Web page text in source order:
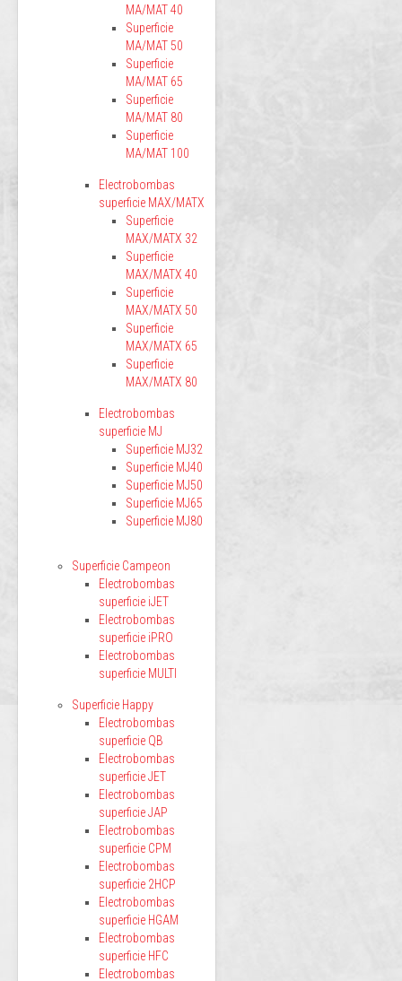
MA/MAT 40
Superficie
MA/MAT 50
Superficie
MA/MAT 65
Superficie
MA/MAT 80
Superficie
MA/MAT 100
Electrobombas
superficie MAX/MATX
Superficie
MAX/MATX 32
Superficie
MAX/MATX 40
Superficie
MAX/MATX 50
Superficie
MAX/MATX 65
Superficie
MAX/MATX 80
Electrobombas
superficie MJ
Superficie MJ32
Superficie MJ40
Superficie MJ50
Superficie MJ65
Superficie MJ80
Superficie Campeon
Electrobombas
superficie iJET
Electrobombas
superficie iPRO
Electrobombas
superficie MULTI
Superficie Happy
Electrobombas
superficie QB
Electrobombas
superficie JET
Electrobombas
superficie JAP
Electrobombas
superficie CPM
Electrobombas
superficie 2HCP
Electrobombas
superficie HGAM
Electrobombas
superficie HFC
Electrobombas